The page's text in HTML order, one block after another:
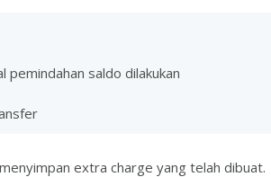
pemindahan saldo dilakukan
extra charge yang telah dibuat.